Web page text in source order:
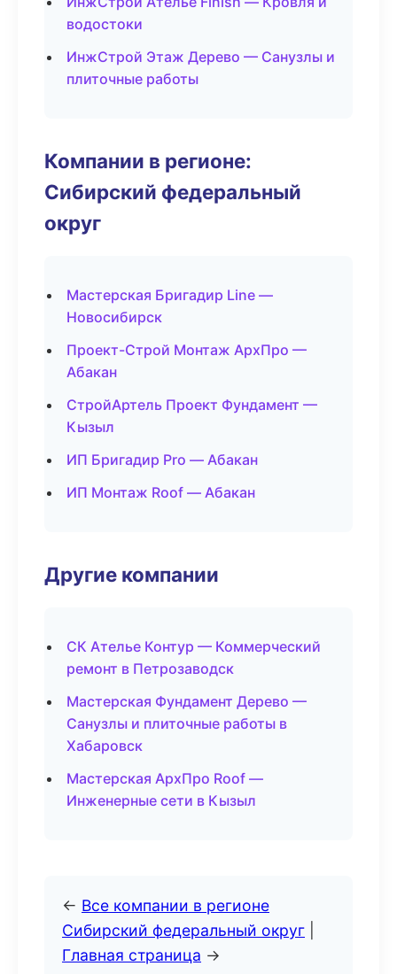
водостоки
ИнжСтрой Этаж Дерево — Санузлы и
плиточные работы
Компании в регионе:
Сибирский федеральный
округ
Мастерская Бригадир Line —
Новосибирск
Проект-Строй Монтаж АрхПро —
Абакан
СтройАртель Проект Фундамент —
Кызыл
ИП Бригадир Pro — Абакан
ИП Монтаж Roof — Абакан
Другие компании
СК Ателье Контур — Коммерческий
ремонт в Петрозаводск
Мастерская Фундамент Дерево —
Санузлы и плиточные работы в
Хабаровск
Мастерская АрхПро Roof —
Инженерные сети в Кызыл
← Все компании в регионе
Сибирский федеральный округ
Главная страница →